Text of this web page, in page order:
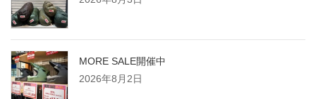
MORE SALE開催中
2026年8月2日